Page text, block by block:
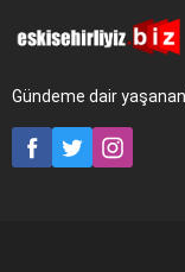
Gündeme dair